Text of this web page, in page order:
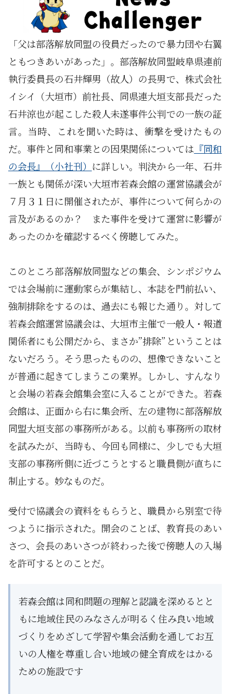
「父は部落解放同盟の役員だったので暴力団や右翼
ともつきあいがあった」。部落解放同盟岐阜県連前
執行委員長の石井輝男（故人）の長男で、株式会社
イシイ（大垣市）前社長、同県連大垣支部長だった
石井涼也が起こした殺人未遂事件公判での一族の証
言。当時、これを聞いた時は、衝撃を受けたもの
だ。事件と同和事業との因果関係については 『同和
の会長』（小社刊） に詳しい。判決から一年、石井
一族とも関係が深い大垣市若森会館の運営協議会が
７月３１日に開催されたが、事件について何らかの
言及があるのか？ また事件を受けて運営に影響が
あったのかを確認するべく傍聴してみた。
このところ部落解放同盟などの集会、シンポジウム
では会場前に運動家らが集結し、本誌を門前払い、
強制排除をするのは、過去にも報じた通り。対して
若森会館運営協議会は、大垣市主催で一般人・報道
関係者にも公開だから、まさか”排除”ということは
ないだろう。そう思ったものの、想像できないこと
が普通に起きてしまうこの業界。しかし、すんなり
と会場の若森会館集会室に入ることができた。若森
会館は、正面から右に集会所、左の建物に部落解放
同盟大垣支部の事務所がある。以前も事務所の取材
を試みたが、当時も、今回も同様に、少しでも大垣
支部の事務所側に近づこうとすると職員側が直ちに
制止する。妙なものだ。
受付で協議会の資料をもらうと、職員から別室で待
つように指示された。開会のことば、教育長のあい
さつ、会長のあいさつが終わった後で傍聴人の入場
を許可するとのことだ。
若森会館は同和問題の理解と認識を深めるとと
もに地域住民のみなさんが明るく住み良い地域
づくりをめざして学習や集会活動を通してお互
いの人権を尊重し合い地域の健全育成をはかる
ための施設です